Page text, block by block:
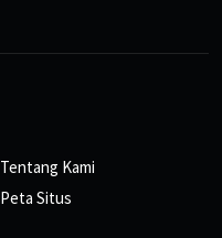
Tentang Kami
Peta Situs